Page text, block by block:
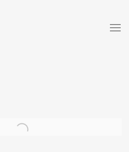
following image in a popup: